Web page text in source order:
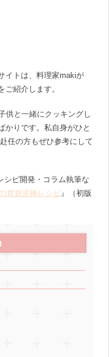
イトは、料理家makiが
ご紹介します。
供と一緒にクッキングし
かりです。私自身がひと
任の方もぜひ参考にして
シピ開発・コラム執筆な
胃袋泥棒レシピ 』（初版